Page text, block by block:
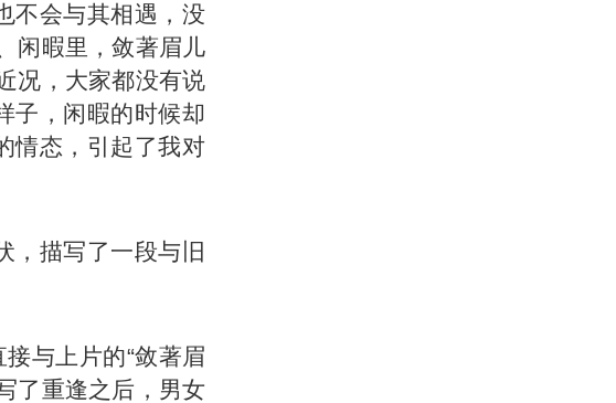
不会与其相遇，没
闲暇里，敛著眉儿
况，大家都没有说
子，闲暇的时候却
情态，引起了我对
，描写了一段与旧
与上片的“敛著眉
了重逢之后，男女